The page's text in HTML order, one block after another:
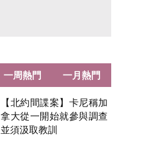
【北約間諜案】卡尼稱加
拿大從一開始就參與調查
並須汲取教訓
一周熱門 一月熱門